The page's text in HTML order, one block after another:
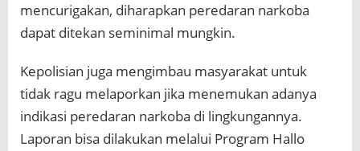
mencurigakan, diharapkan peredaran narkoba
dapat ditekan seminimal mungkin.
Kepolisian juga mengimbau masyarakat untuk
tidak ragu melaporkan jika menemukan adanya
indikasi peredaran narkoba di lingkungannya.
Laporan bisa dilakukan melalui Program Hallo